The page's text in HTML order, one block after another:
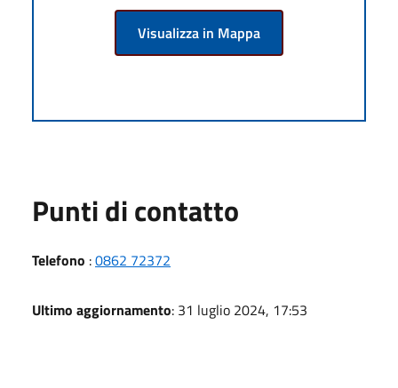
Visualizza in Mappa
Punti di contatto
Telefono :0862 72372
Ultimo aggiornamento: 31 luglio 2024, 17:53